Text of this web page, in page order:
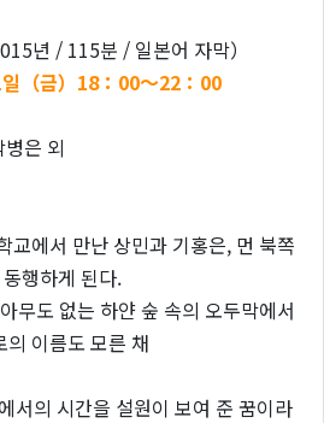
년 / 115분 / 일본어 자막）
（금）18：00～22：00
은 외
교에서 만난 상민과 기홍은, 먼 북쪽
행하게 된다.
무도 없는 하얀 숲 속의 오두막에서
의 이름도 모른 채
서의 시간을 설원이 보여 준 꿈이라